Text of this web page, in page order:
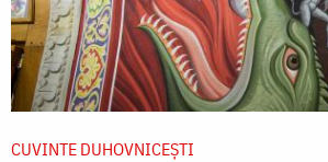
CUVINTE DUHOVNICEȘTI